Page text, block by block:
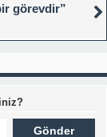
görevdir”